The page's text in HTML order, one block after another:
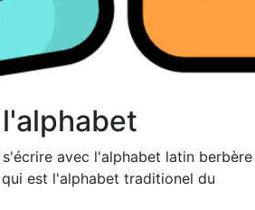
avec l'alphabet latin berbère
est l'alphabet traditionel du